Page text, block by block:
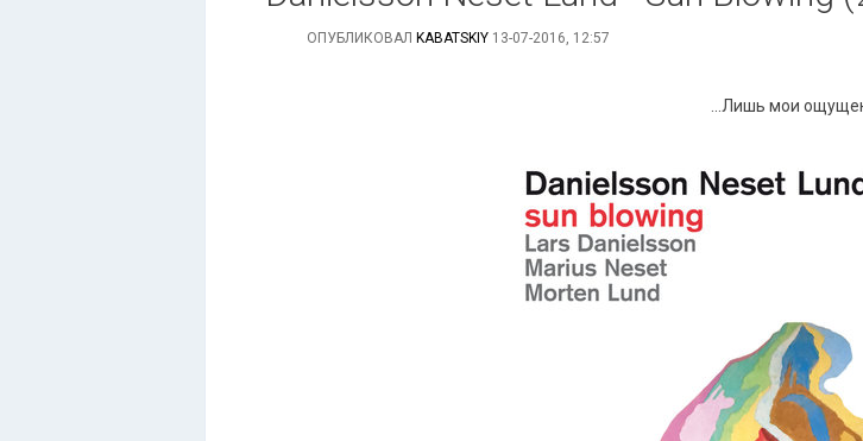
ОПУБЛИКОВАЛ KABATSKIY 13-07-2016, 12:57
...Лишь мои